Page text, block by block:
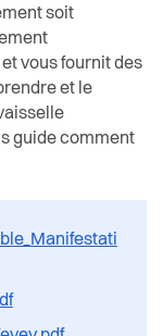
soit
vous fournit des
et le
guide comment